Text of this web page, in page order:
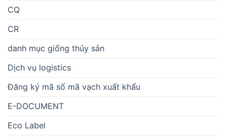
CQ
CR
danh mục giống thủy sản
Dịch vụ logistics
Đăng ký mã số mã vạch xuất khẩu
E-DOCUMENT
Eco Label